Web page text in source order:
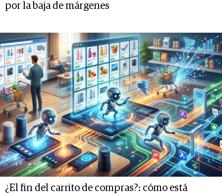
por la baja de márgenes
¿El fin del carrito de compras?: cómo está